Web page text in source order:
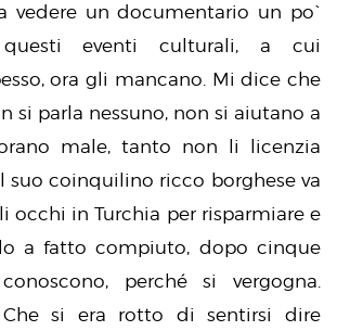
vedere un documentario un po`
eventi culturali, a cui
ora gli mancano. Mi dice che
si parla nessuno, non si aiutano a
male, tanto non li licenzia
suo coinquilino ricco borghese va
occhi in Turchia per risparmiare e
a fatto compiuto, dopo cinque
perché si vergogna.
Che si era rotto di sentirsi dire